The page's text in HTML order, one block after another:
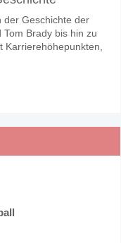
der Geschichte der
Brady bis hin zu